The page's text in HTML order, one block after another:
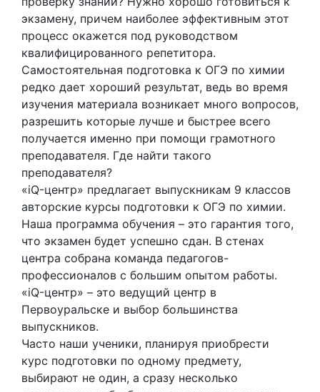
экзамену, причем наиболее эффективным этот
процесс окажется под руководством
квалифицированного репетитора.
Самостоятельная подготовка к ОГЭ по химии
редко дает хороший результат, ведь во время
изучения материала возникает много вопросов,
разрешить которые лучше и быстрее всего
получается именно при помощи грамотного
преподавателя. Где найти такого
преподавателя?
«iQ-центр» предлагает выпускникам 9 классов
авторские курсы подготовки к ОГЭ по химии.
Наша программа обучения – это гарантия того,
что экзамен будет успешно сдан. В стенах
центра собрана команда педагогов-
профессионалов с большим опытом работы.
«iQ-центр» – это ведущий центр в
Первоуральске и выбор большинства
выпускников.
Часто наши ученики, планируя приобрести
курс подготовки по одному предмету,
выбирают не один, а сразу несколько